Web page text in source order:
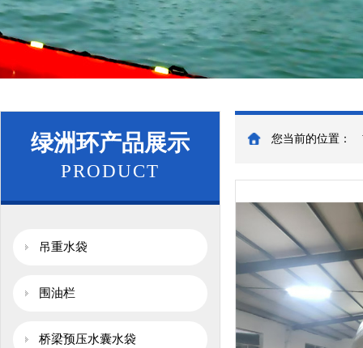
您当前的位置：
绿洲环产品展示
PRODUCT
吊重水袋
围油栏
桥梁预压水囊水袋